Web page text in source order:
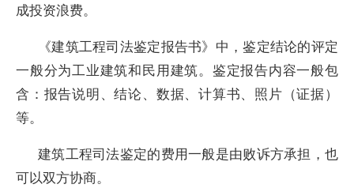
成投资浪费。
《建筑工程司法鉴定报告书》中，鉴定结论的评定
一般分为工业建筑和民用建筑。鉴定报告内容一般包
含：报告说明、结论、数据、计算书、照片（证据）
等。
建筑工程司法鉴定的费用一般是由败诉方承担，也
可以双方协商。